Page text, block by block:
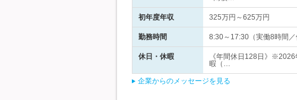
初年度年収 325万円～625万円
勤務時間 8:30～17:30（実働8時間／
休日・休暇
《年間休日128日》
暇（…
企業からのメッセージを見る